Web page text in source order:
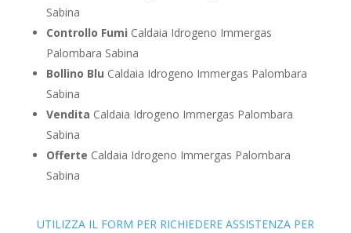
Sabina
Controllo Fumi Caldaia Idrogeno Immergas
Palombara Sabina
Bollino Blu Caldaia Idrogeno Immergas Palombara
Sabina
Vendita Caldaia Idrogeno Immergas Palombara
Sabina
Offerte Caldaia Idrogeno Immergas Palombara
Sabina
UTILIZZA IL FORM PER RICHIEDERE ASSISTENZA PER